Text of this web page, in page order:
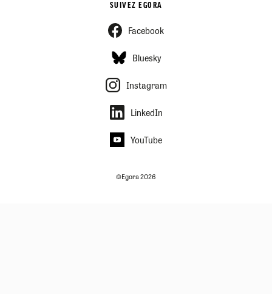
SUIVEZ EGORA
Facebook
Bluesky
Instagram
LinkedIn
YouTube
©Egora 2026